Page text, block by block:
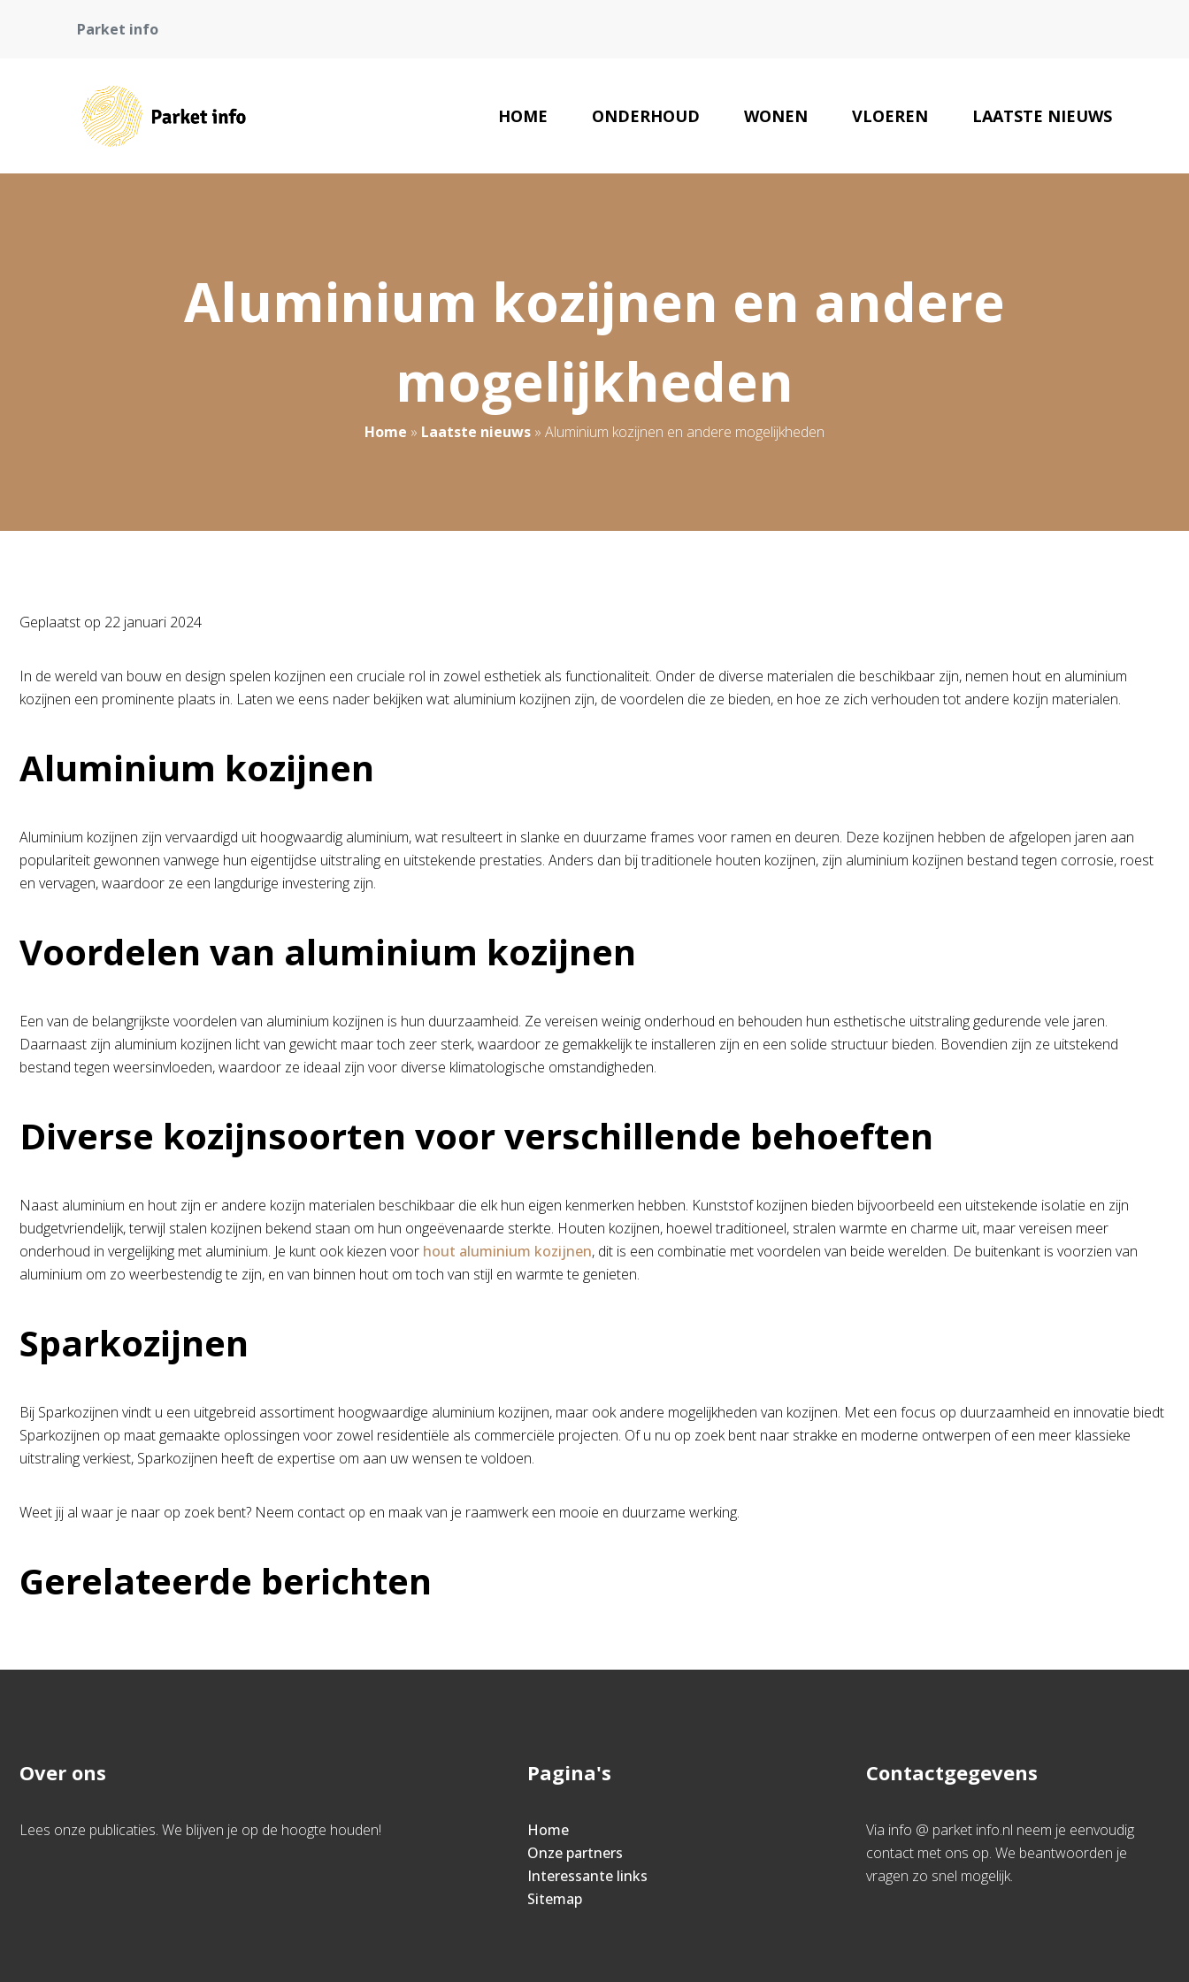
Parket info
HOME ONDERHOUD WONEN VLOEREN LAATSTE NIEUWS
Aluminium kozijnen en andere
mogelijkheden
Home » Laatste nieuws » Aluminium kozijnen en andere mogelijkheden
Geplaatst op 22 januari 2024
In de wereld van bouw en design spelen kozijnen een cruciale rol in zowel esthetiek als functionaliteit. Onder de diverse materialen die beschikbaar zijn, nemen hout en aluminium
kozijnen een prominente plaats in. Laten we eens nader bekijken wat aluminium kozijnen zijn, de voordelen die ze bieden, en hoe ze zich verhouden tot andere kozijn materialen.
Aluminium kozijnen
Aluminium kozijnen zijn vervaardigd uit hoogwaardig aluminium, wat resulteert in slanke en duurzame frames voor ramen en deuren. Deze kozijnen hebben de afgelopen jaren aan
populariteit gewonnen vanwege hun eigentijdse uitstraling en uitstekende prestaties. Anders dan bij traditionele houten kozijnen, zijn aluminium kozijnen bestand tegen corrosie, roest
en vervagen, waardoor ze een langdurige investering zijn.
Voordelen van aluminium kozijnen
Een van de belangrijkste voordelen van aluminium kozijnen is hun duurzaamheid. Ze vereisen weinig onderhoud en behouden hun esthetische uitstraling gedurende vele jaren.
Daarnaast zijn aluminium kozijnen licht van gewicht maar toch zeer sterk, waardoor ze gemakkelijk te installeren zijn en een solide structuur bieden. Bovendien zijn ze uitstekend
bestand tegen weersinvloeden, waardoor ze ideaal zijn voor diverse klimatologische omstandigheden.
Diverse kozijnsoorten voor verschillende behoeften
Naast aluminium en hout zijn er andere kozijn materialen beschikbaar die elk hun eigen kenmerken hebben. Kunststof kozijnen bieden bijvoorbeeld een uitstekende isolatie en zijn
budgetvriendelijk, terwijl stalen kozijnen bekend staan om hun ongeëvenaarde sterkte. Houten kozijnen, hoewel traditioneel, stralen warmte en charme uit, maar vereisen meer
onderhoud in vergelijking met aluminium. Je kunt ook kiezen voor hout aluminium kozijnen, dit is een combinatie met voordelen van beide werelden. De buitenkant is voorzien van
aluminium om zo weerbestendig te zijn, en van binnen hout om toch van stijl en warmte te genieten.
Sparkozijnen
Bij Sparkozijnen vindt u een uitgebreid assortiment hoogwaardige aluminium kozijnen, maar ook andere mogelijkheden van kozijnen. Met een focus op duurzaamheid en innovatie biedt
Sparkozijnen op maat gemaakte oplossingen voor zowel residentiële als commerciële projecten. Of u nu op zoek bent naar strakke en moderne ontwerpen of een meer klassieke
uitstraling verkiest, Sparkozijnen heeft de expertise om aan uw wensen te voldoen.
Weet jij al waar je naar op zoek bent? Neem contact op en maak van je raamwerk een mooie en duurzame werking.
Gerelateerde berichten
Over ons
Lees onze publicaties. We blijven je op de hoogte houden!
Pagina's
Home
Onze partners
Interessante links
Sitemap
Contactgegevens
Via info @ parket info.nl neem je eenvoudig
contact met ons op. We beantwoorden je
vragen zo snel mogelijk.